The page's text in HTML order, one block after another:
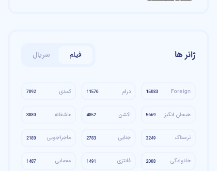
ژانر ها فیلم سریال
Foreign
15083 درام 11576 کمدی 7092
هیجان انگیز 5669 اکشن 4852 عاشقانه 3880
ترسناک 3249 جنایی 2783 ماجراجویی 2180
خانوادگی 2008 فانتزی 1491 معمایی 1487